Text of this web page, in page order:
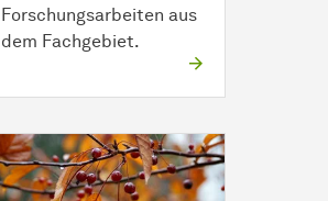
Forschungsarbeiten aus
dem Fachgebiet.